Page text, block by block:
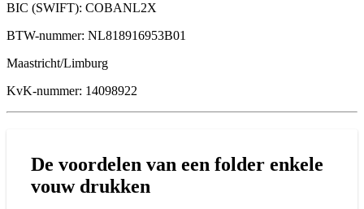
BIC (SWIFT): COBANL2X
BTW-nummer: NL818916953B01
Maastricht/Limburg
KvK-nummer: 14098922
De voordelen van een folder enkele
vouw drukken